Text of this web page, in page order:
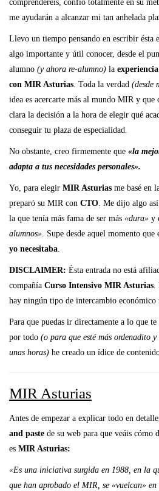
comprenderéis, confío totalmente en su
me ayudarán a alcanzar mi tan anhelada
Llevo un tiempo pensando en escribir ésta
algo importante y útil conocer, desde el
alumno (y ahora re-alumno) la
con MIR Asturias. Toda la verdad (desde
idea es acercarte más al mundo MIR y que
clara la decisión a la hora de elegir qué
conseguir tu plaza de especialidad.
No obstante, creo firmemente que «la
adapta a tus necesidades personales».
Yo, para elegir MIR Asturias me basé en
preparó su MIR con CTO. Me dijo algo
la que tenía más fama de ser más «dura» y
alumnos». Supe desde aquel momento que
yo necesitaba.
DISCLAIMER: Ésta entrada no está
compañía Curso Intensivo MIR Asturias.
hay ningún tipo de intercambio económico
Para que puedas ir directamente a lo que
por todo (o para que esté más ordenadito
unas horas) he creado un ídice de
MIR Asturias
Antes de empezar a explicar todo en
and paste de su web para que veáis cómo
es MIR Asturias:
«Es una iniciativa surgida en 1988, en la
que han aprobado el MIR, se «vuelcan»